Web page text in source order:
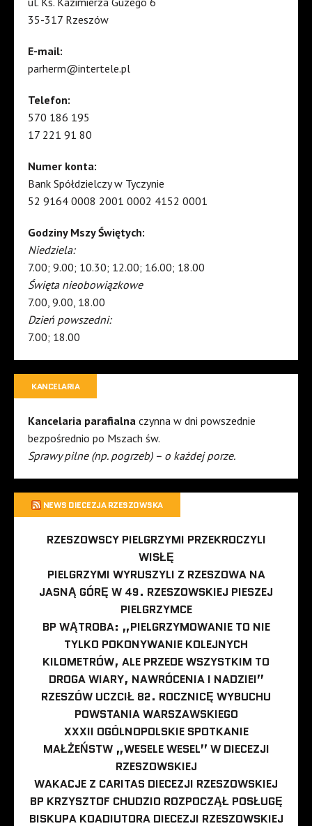
35-317 Rzeszów
E-mail:
parherm@intertele.pl
Telefon:
570 186 195
17 221 91 80
Numer konta:
Bank Spółdzielczy w Tyczynie
52 9164 0008 2001 0002 4152 0001
Godziny Mszy Świętych:
Niedziela:
7.00; 9.00; 10.30; 12.00; 16.00; 18.00
Święta nieobowiązkowe
7.00, 9.00, 18.00
Dzień powszedni:
7.00; 18.00
KANCELARIA
Kancelaria parafialna czynna w dni powszednie
bezpośrednio po Mszach św.
Sprawy pilne (np. pogrzeb) – o każdej porze.
NEWS DIECEZJA RZESZOWSKA
RZESZOWSCY PIELGRZYMI PRZEKROCZYLI
WISŁĘ
PIELGRZYMI WYRUSZYLI Z RZESZOWA NA
JASNĄ GÓRĘ W 49. RZESZOWSKIEJ PIESZEJ
PIELGRZYMCE
BP WĄTROBA: „PIELGRZYMOWANIE TO NIE
TYLKO POKONYWANIE KOLEJNYCH
KILOMETRÓW, ALE PRZEDE WSZYSTKIM TO
DROGA WIARY, NAWRÓCENIA I NADZIEI”
RZESZÓW UCZCIŁ 82. ROCZNICĘ WYBUCHU
POWSTANIA WARSZAWSKIEGO
XXXII OGÓLNOPOLSKIE SPOTKANIE
MAŁŻEŃSTW „WESELE WESEL” W DIECEZJI
RZESZOWSKIEJ
WAKACJE Z CARITAS DIECEZJI RZESZOWSKIEJ
BP KRZYSZTOF CHUDZIO ROZPOCZĄŁ POSŁUGĘ
BISKUPA KOADIUTORA DIECEZJI RZESZOWSKIEJ